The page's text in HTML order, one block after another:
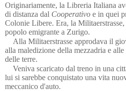
Originariamente, la Libreria Italiana
di distanza dal Cooperativo e in quei
Colonie Libere. Era, la
popolo emigrante a Zurigo.
Alla Militaerstrasse approdava il
alla maledizione della mezzadria e
delle terre.
Veniva scaricato dal treno in una
lui si sarebbe conquistato una vita
meccanico d'auto.